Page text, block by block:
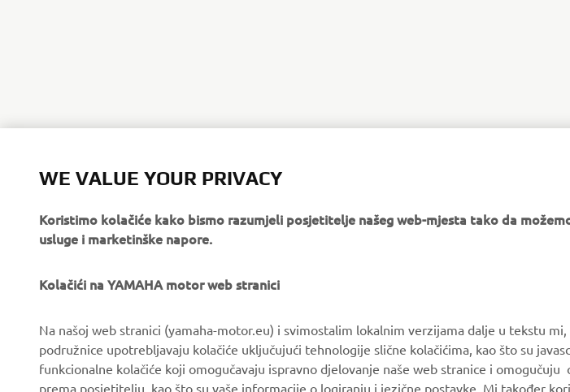
About us
eBike systems
Authorities & Police
MyYamaha
WE VALUE YOUR PRIVACY
Koristimo kolačiće kako bismo razumjeli posjetitelje našeg web-mjesta tako da
usluge i marketinške napore.
Kolačići na YAMAHA motor web stranici
Na našoj web stranici (yamaha-motor.eu) i svimostalim lokalnim verzijama dalje u tekstu
podružnice upotrebljavaju kolačiće uključujući tehnologije slične kolačićima, kao što su
funkcionalne kolačiće koji omogučavaju ispravno djelovanje naše web stranice i
prema posjetitelju, kao što su vaše informacije o logiranju i jezične postavke. Mi također